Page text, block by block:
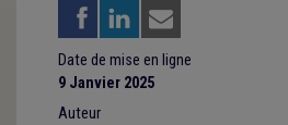
Date de mise en ligne
9 Janvier 2025
Auteur